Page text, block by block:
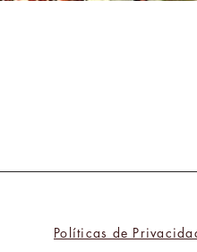
Políticas de